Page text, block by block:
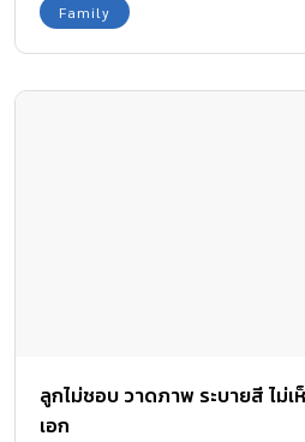
Family
ลูกไม่ชอบ วาดภาพ ระบายสี ไม่
เอก